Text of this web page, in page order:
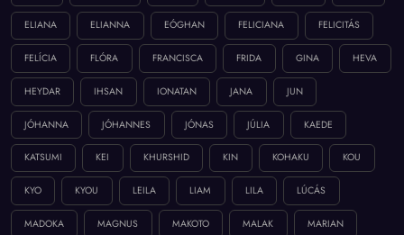
ELIANA ELIANNA EÓGHAN FELICIANA FELICITÁS
FELÍCIA FLÓRA FRANCISCA FRIDA GINA HEVA
HEYDAR IHSAN IONATAN JANA JUN
JÓHANNA JÓHANNES JÓNAS JÚLIA KAEDE
KATSUMI KEI KHURSHID KIN KOHAKU KOU
KYO KYOU LEILA LIAM LILA LÚCÁS
MADOKA MAGNUS MAKOTO MALAK MARIAN